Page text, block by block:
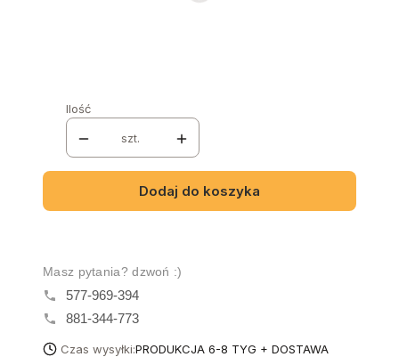
Ilość
szt.
Dodaj do koszyka
Masz pytania? dzwoń :)
577-969-394
881-344-773
Czas wysyłki:PRODUKCJA 6-8 TYG + DOSTAWA